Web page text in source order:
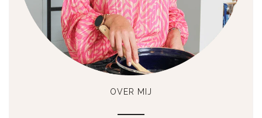
OVER MIJ